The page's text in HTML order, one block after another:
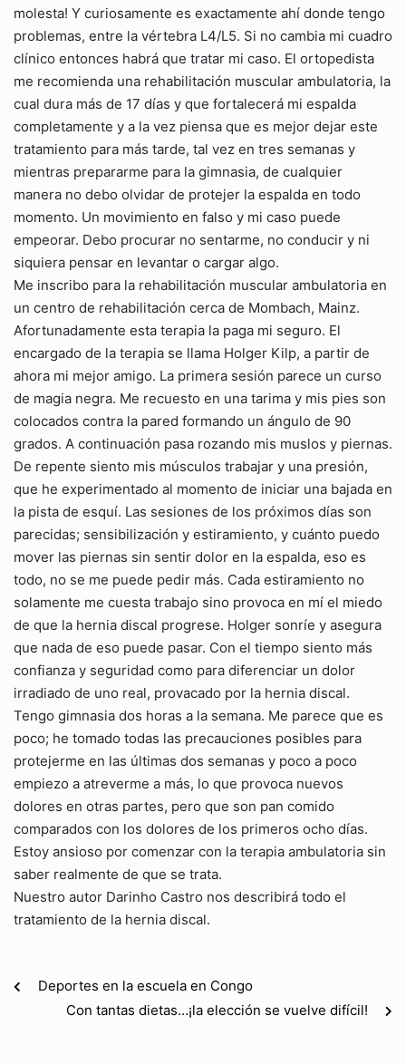
molesta! Y curiosamente es exactamente ahí donde tengo
problemas, entre la vértebra L4/L5. Si no cambia mi cuadro
clínico entonces habrá que tratar mi caso. El ortopedista
me recomienda una rehabilitación muscular ambulatoria, la
cual dura más de 17 días y que fortalecerá mi espalda
completamente y a la vez piensa que es mejor dejar este
tratamiento para más tarde, tal vez en tres semanas y
mientras prepararme para la gimnasia, de cualquier
manera no debo olvidar de protejer la espalda en todo
momento. Un movimiento en falso y mi caso puede
empeorar. Debo procurar no sentarme, no conducir y ni
siquiera pensar en levantar o cargar algo.
Me inscribo para la rehabilitación muscular ambulatoria en
un centro de rehabilitación cerca de Mombach, Mainz.
Afortunadamente esta terapia la paga mi seguro. El
encargado de la terapia se llama Holger Kilp, a partir de
ahora mi mejor amigo. La primera sesión parece un curso
de magia negra. Me recuesto en una tarima y mis pies son
colocados contra la pared formando un ángulo de 90
grados. A continuación pasa rozando mis muslos y piernas.
De repente siento mis músculos trabajar y una presión,
que he experimentado al momento de iniciar una bajada en
la pista de esquí. Las sesiones de los próximos días son
parecidas; sensibilización y estiramiento, y cuánto puedo
mover las piernas sin sentir dolor en la espalda, eso es
todo, no se me puede pedir más. Cada estiramiento no
solamente me cuesta trabajo sino provoca en mí el miedo
de que la hernia discal progrese. Holger sonríe y asegura
que nada de eso puede pasar. Con el tiempo siento más
confianza y seguridad como para diferenciar un dolor
irradiado de uno real, provacado por la hernia discal.
Tengo gimnasia dos horas a la semana. Me parece que es
poco; he tomado todas las precauciones posibles para
protejerme en las últimas dos semanas y poco a poco
empiezo a atreverme a más, lo que provoca nuevos
dolores en otras partes, pero que son pan comido
comparados con los dolores de los primeros ocho días.
Estoy ansioso por comenzar con la terapia ambulatoria sin
saber realmente de que se trata.
Nuestro autor Darinho Castro nos describirá todo el
tratamiento de la hernia discal.
Deportes en la escuela en Congo
Con tantas dietas…¡la elección se vuelve difícil!